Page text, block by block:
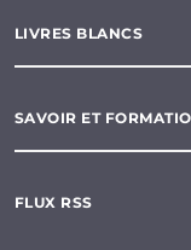
LIVRES BLANCS
SAVOIR ET
FLUX RSS